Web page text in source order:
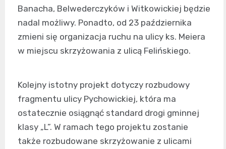
Banacha, Belwederczyków i Witkowickiej będzie
nadal możliwy. Ponadto, od 23 października
zmieni się organizacja ruchu na ulicy ks. Meiera
w miejscu skrzyżowania z ulicą Felińskiego.
Kolejny istotny projekt dotyczy rozbudowy
fragmentu ulicy Pychowickiej, która ma
ostatecznie osiągnąć standard drogi gminnej
klasy „L”. W ramach tego projektu zostanie
także rozbudowane skrzyżowanie z ulicami